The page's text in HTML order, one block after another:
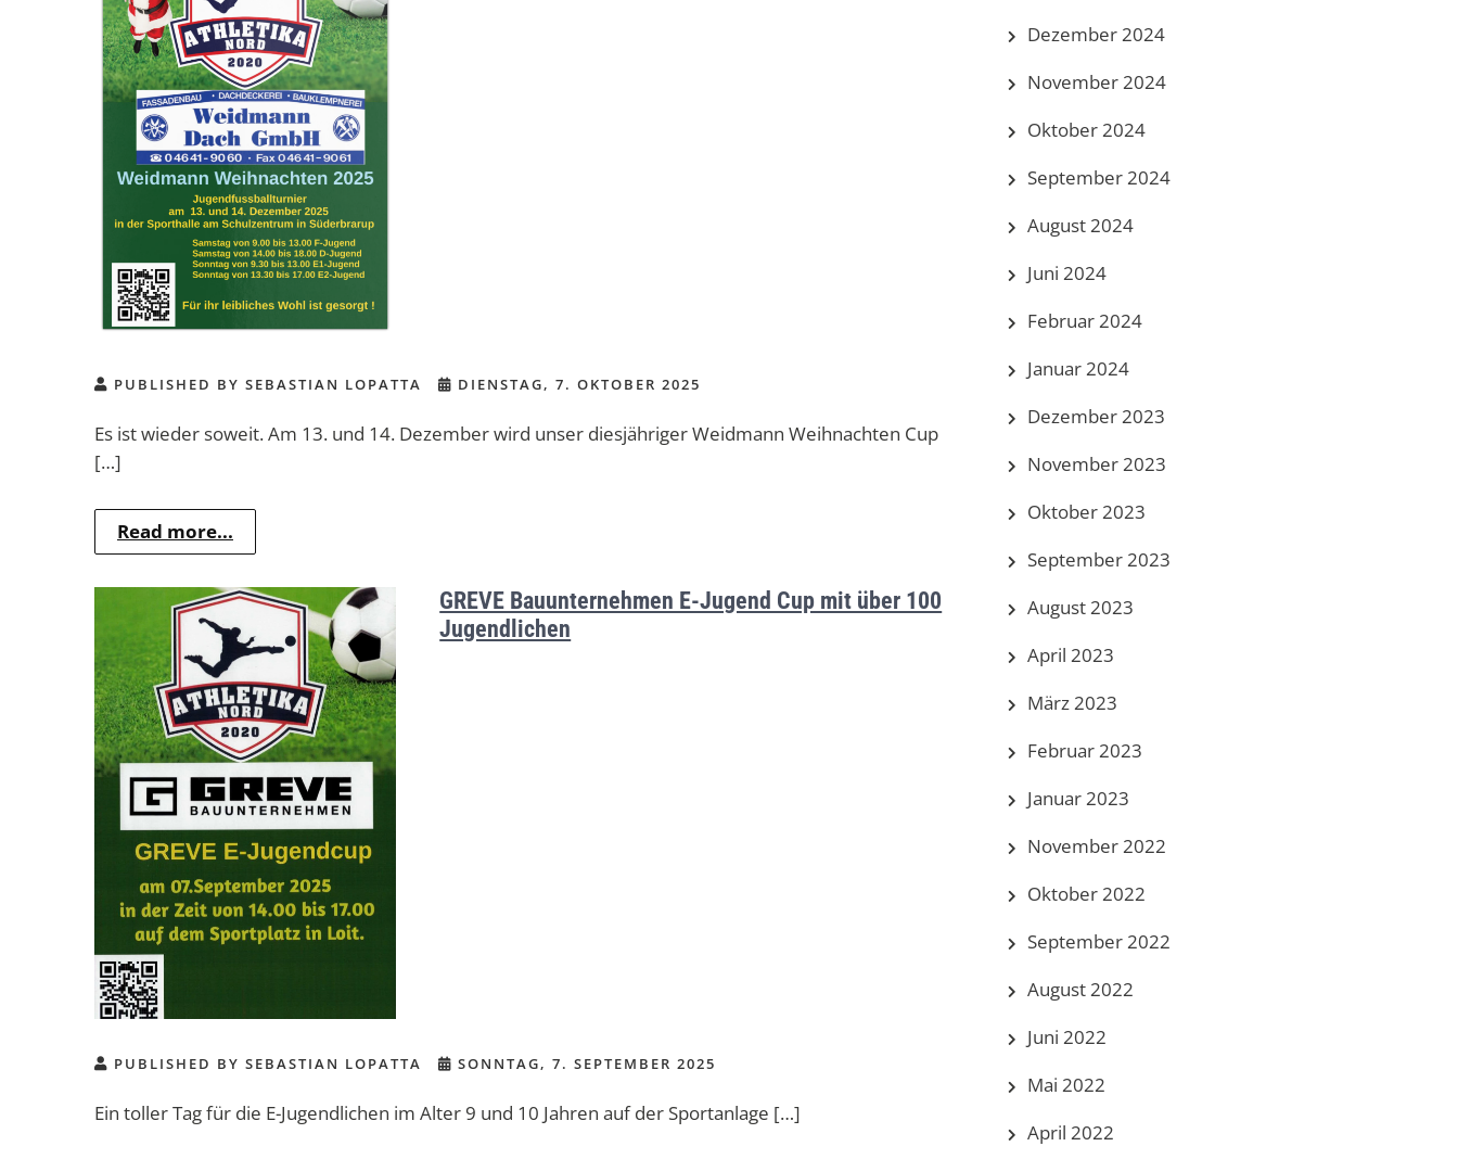
PUBLISHED BY SEBASTIAN LOPATTA DIENSTAG, 7. OKTOBER 2025
Es ist wieder soweit. Am 13. und 14. Dezember wird unser diesjähriger Weidmann Weihnachten Cup
[…]
Read more...
GREVE Bauunternehmen E-Jugend Cup mit über 100
Jugendlichen
PUBLISHED BY SEBASTIAN LOPATTA SONNTAG, 7. SEPTEMBER 2025
Ein toller Tag für die E-Jugendlichen im Alter 9 und 10 Jahren auf der Sportanlage […]
Dezember 2024
November 2024
Oktober 2024
September 2024
August 2024
Juni 2024
Februar 2024
Januar 2024
Dezember 2023
November 2023
Oktober 2023
September 2023
August 2023
April 2023
März 2023
Februar 2023
Januar 2023
November 2022
Oktober 2022
September 2022
August 2022
Juni 2022
Mai 2022
April 2022